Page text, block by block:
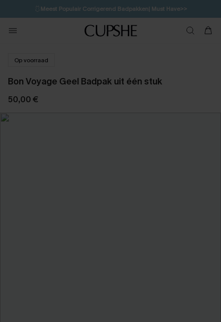
🩱Meest Populair Corrigerend Badpakken| Must Have>>
💌Abonneer je & ontvang tot 15% korting>>
Koop 3, krijg 15% korting | CODE: SW15
Op voorraad
Bon Voyage Geel Badpak uit één stuk
50,00 €